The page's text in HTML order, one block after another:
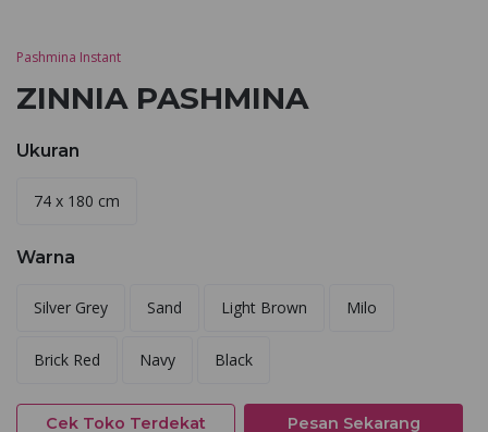
Pashmina Instant
ZINNIA PASHMINA
Ukuran
74 x 180 cm
Warna
Silver Grey Sand Light Brown Milo
Brick Red Navy Black
Cek Toko Terdekat Pesan Sekarang